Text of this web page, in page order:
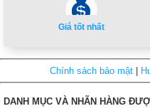
Giá tốt nhất
Chính sách bảo mật |
DANH MỤC VÀ NHÃN HÀNG